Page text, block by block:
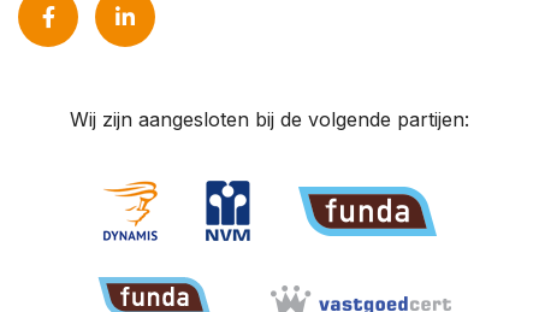
Wij zijn aangesloten bij de volgende partijen: